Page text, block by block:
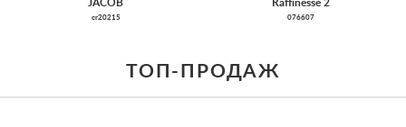
JACOB
cr20215
Raffinesse 2
076607
ТОП-ПРОДАЖ